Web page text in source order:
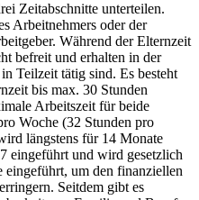
Zeitabschnitte unterteilen.
Arbeitnehmers oder der
Während der Elternzeit
befreit und erhalten in der
Teilzeit tätig sind. Es besteht
bis max. 30 Stunden
Arbeitszeit für beide
Woche (32 Stunden pro
längstens für 14 Monate
eingeführt und wird gesetzlich
eingeführt, um den finanziellen
Seitdem gibt es